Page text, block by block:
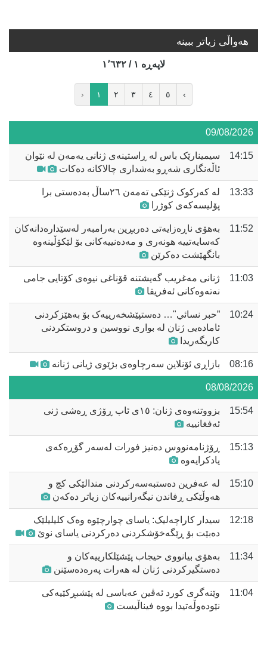
هه‌واڵی زیاتر ببینە
لاپه‌ڕه‌ ١ / ١٬٦٣٢
‹ ١ ٢ ٣ ٤ ٥ ›
09/08/2026
14:15
سیمینارێک باس لە ڕاستینەی ژنانی یەمەن لە نێوان
ئاڵەنگاری شەڕو بەشداری چالاکانە دەکات
13:33
لە کەرکوک ژنێکی تەمەن ٢٦ساڵ بەدەستی برا
پۆلیسەکەی کوژرا
11:52
بەهۆی ناڕەزایەتی دەربڕین بەرامبەر لەسێدارەدانەکان
کەسایەتییە هونەری و مەدەنییەکانی بۆ لێکۆڵینەوە
بانگهێشت دەکرێن
11:03
ژنانی مەغریب گەیشتنە قۆناغی نیوەی کۆتایی جامی
نەتەوەکانی ئەفریقا
10:24
”حبر نسائي"… دەستپێشخەرییەک بۆ بەهێزکردنی
ئامادەیی ژنان لە بواری نووسین و دروستکردنی
کاریگەریدا
08:16 بازاڕی ئۆنلاین سەرچاوەی بژێوی ژیانی ژنانە
08/08/2026
15:54
بزووتنەوەی ژنان: ١٥ی ئاب ڕۆژی ڕەشی ژنی
ئەفغانییە
15:13
ڕۆژنامەنووس دەنیز فورات لەسەر گۆڕەکەی
یادکرایەوە
15:10
لە عەفرین دەستبەسەرکردنی مندالێکی کچ و
هەوڵێکی ڕفاندن نیگەرانییەکان زیاتر دەکەن
12:18
سیدار کاراچەلیک: یاسای چوارچێوە وەک کلیلیلێک
دەبێت بۆ ڕێگەخۆشکردنی دەرکردنی یاسای نوێ
11:34
بەهۆی بیانووی حیجاب پێشێلکارییەکان و
دەستگیرکردنی ژنان لە هەرات پەرەدەسێنن
11:04
وێنەگری کورد ئەڤین عەباسی لە پێشبڕکێیەکی
نێودەوڵەتیدا بووە فیناڵیست